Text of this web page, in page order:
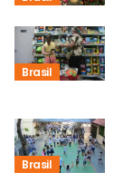
Brasil
Brasil